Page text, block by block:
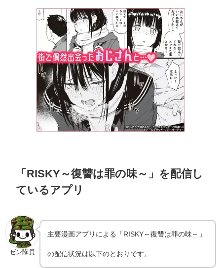
「RISKY～復讐は罪の味～」を配信し
ているアプリ
ゼン隊員
主要漫画アプリによる「RISKY～復讐は罪の味～」
の配信状況は以下のとおりです。